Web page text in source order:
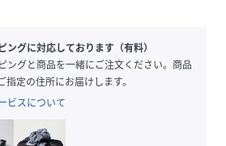
。
ーなプリントが映えるオフホワイ
ングに対応しております（有料）
ングと商品を一緒にご注文ください。商品
定の住所にお届けします。
ビスについて